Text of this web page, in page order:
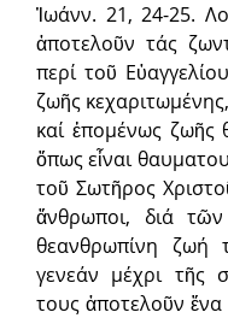
Ἰωάνν. 21, 24-25.
ἀποτελοῦν τάς
περί τοῦ
ζωῆς
καί ἑπομένως ζωῆς
ὅπως εἶναι
τοῦ Σωτῆρος
ἄνθρωποι, διά
θεανθρωπίνη ζωή
γενεάν μέχρι τῆς
τους ἀποτελοῦν